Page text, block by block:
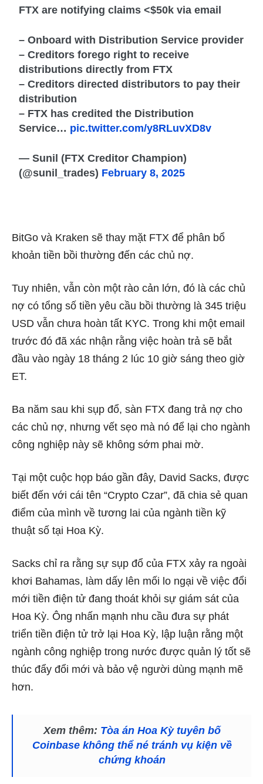
FTX are notifying claims <$50k via email
– Onboard with Distribution Service provider
– Creditors forego right to receive
distributions directly from FTX
– Creditors directed distributors to pay their
distribution
– FTX has credited the Distribution
Service… pic.twitter.com/y8RLuvXD8v
— Sunil (FTX Creditor Champion)
(@sunil_trades) February 8, 2025
BitGo và Kraken sẽ thay mặt FTX để phân bổ
khoản tiền bồi thường đến các chủ nợ.
Tuy nhiên, vẫn còn một rào cản lớn, đó là các chủ
nợ có tổng số tiền yêu cầu bồi thường là 345 triệu
USD vẫn chưa hoàn tất KYC. Trong khi một email
trước đó đã xác nhận rằng việc hoàn trả sẽ bắt
đầu vào ngày 18 tháng 2 lúc 10 giờ sáng theo giờ
ET.
Ba năm sau khi sụp đổ, sàn FTX đang trả nợ cho
các chủ nợ, nhưng vết sẹo mà nó để lại cho ngành
công nghiệp này sẽ không sớm phai mờ.
Tại một cuộc họp báo gần đây, David Sacks, được
biết đến với cái tên “Crypto Czar”, đã chia sẻ quan
điểm của mình về tương lai của ngành tiền kỹ
thuật số tại Hoa Kỳ.
Sacks chỉ ra rằng sự sụp đổ của FTX xảy ra ngoài
khơi Bahamas, làm dấy lên mối lo ngại về việc đổi
mới tiền điện tử đang thoát khỏi sự giám sát của
Hoa Kỳ. Ông nhấn mạnh nhu cầu đưa sự phát
triển tiền điện tử trở lại Hoa Kỳ, lập luận rằng một
ngành công nghiệp trong nước được quản lý tốt sẽ
thúc đẩy đổi mới và bảo vệ người dùng mạnh mẽ
hơn.
Xem thêm: Tòa án Hoa Kỳ tuyên bố
Coinbase không thể né tránh vụ kiện về
chứng khoán